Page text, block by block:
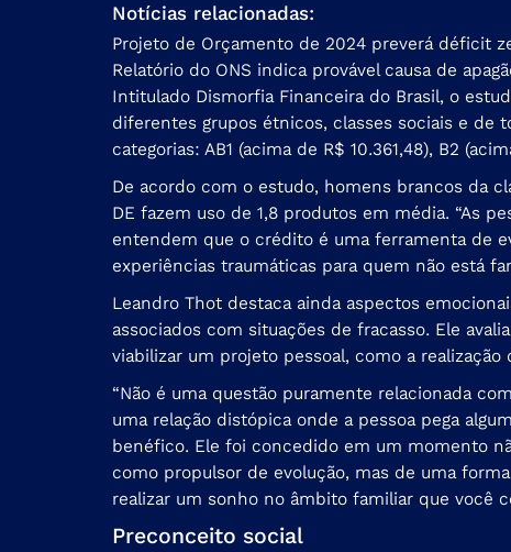
Notícias relacionadas:
Projeto de Orçamento de 2024 preverá déficit
Relatório do ONS indica provável causa de
Intitulado Dismorfia Financeira do Brasil, o
diferentes grupos étnicos, classes sociais e de
categorias: AB1 (acima de R$ 10.361,48), B2
De acordo com o estudo, homens brancos da
DE fazem uso de 1,8 produtos em média. “As
entendem que o crédito é uma ferramenta de
experiências traumáticas para quem não está
Leandro Thot destaca ainda aspectos
associados com situações de fracasso. Ele
viabilizar um projeto pessoal, como a
“Não é uma questão puramente relacionada
uma relação distópica onde a pessoa pega
benéfico. Ele foi concedido em um momento
como propulsor de evolução, mas de uma
realizar um sonho no âmbito familiar que você
Preconceito social